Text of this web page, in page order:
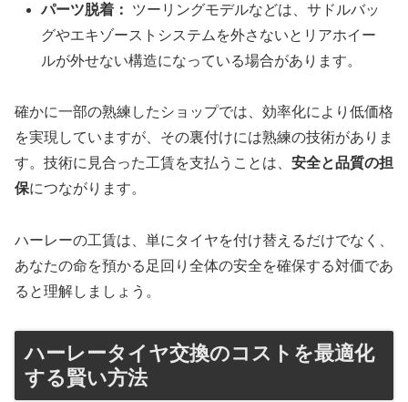
パーツ脱着：
ツーリングモデルなどは、サドルバッ
グやエキゾーストシステムを外さないとリアホイー
ルが外せない構造になっている場合があります。
確かに一部の熟練したショップでは、効率化により低価格
を実現していますが、その裏付けには熟練の技術がありま
す。技術に見合った工賃を支払うことは、 安全と品質の担
保につながります。
ハーレーの工賃は、単にタイヤを付け替えるだけでなく、
あなたの命を預かる足回り全体の安全を確保する対価であ
ると理解しましょう。
ハーレータイヤ交換のコストを最適化
する賢い方法